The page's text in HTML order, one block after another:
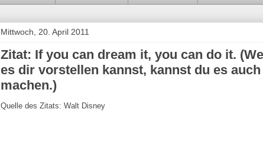
Mittwoch, 20. April 2011
Zitat: If you can dream it, you can do it.
es dir vorstellen kannst, kannst du es auch
machen.)
Quelle des Zitats: Walt Disney